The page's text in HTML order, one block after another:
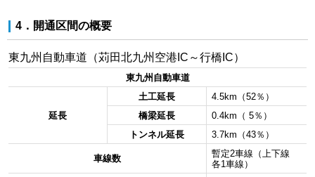
4．開通区間の概要
東九州自動車道（苅田北九州空港IC～行橋IC）
東九州自動車道
延長
土工延長
4.5km（52％）
橋梁延長
0.4km（ 5％）
トンネル延長
3.7km（43％）
車線数
暫定2車線（上下線
各1車線）